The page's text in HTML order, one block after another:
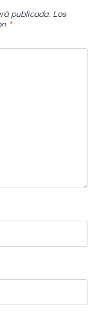
publicada. Los
*